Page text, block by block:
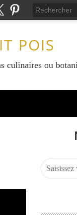
POIS
culinaires ou